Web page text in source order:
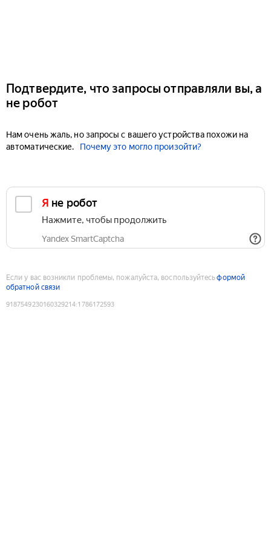
Подтвердите, что запросы отправляли вы, а
не робот
Нам очень жаль, но запросы с вашего устройства похожи на
автоматические.
Почему это могло произойти?
Я не робот
Нажмите, чтобы продолжить
Yandex SmartCaptcha
Если у вас возникли проблемы, пожалуйста, воспользуйтесьформой
обратной связи
9187549230160329214:1786172593